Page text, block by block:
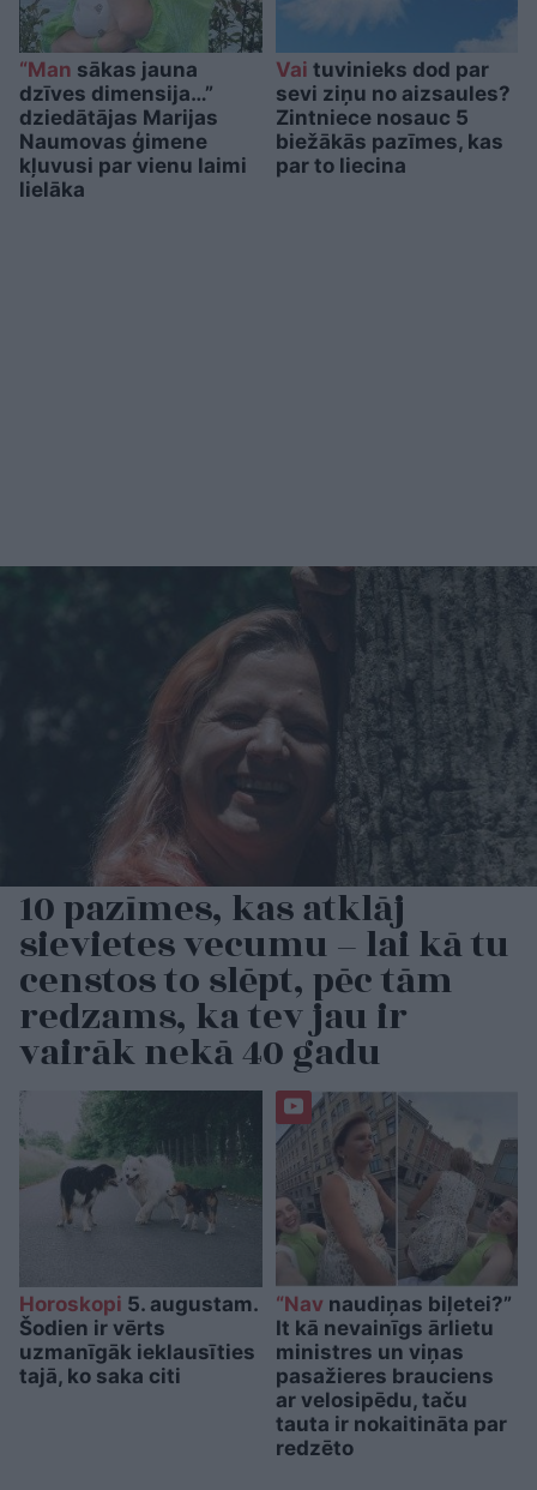
“Man sākas jauna
dzīves dimensija…”
dziedātājas Marijas
Naumovas ģimene
kļuvusi par vienu laimi
lielāka
Vai tuvinieks dod par
sevi ziņu no aizsaules?
Zintniece nosauc 5
biežākās pazīmes, kas
par to liecina
10 pazīmes, kas atklāj
sievietes vecumu – lai kā tu
censtos to slēpt, pēc tām
redzams, ka tev jau ir
vairāk nekā 40 gadu
Horoskopi 5. augustam.
Šodien ir vērts
uzmanīgāk ieklausīties
tajā, ko saka citi
“Nav naudiņas biļetei?”
It kā nevainīgs ārlietu
ministres un viņas
pasažieres brauciens
ar velosipēdu, taču
tauta ir nokaitināta par
redzēto